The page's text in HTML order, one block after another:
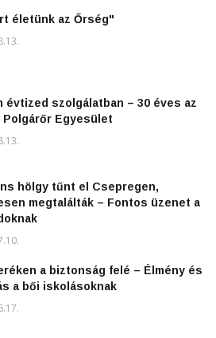
életünk az Őrség"
évtized szolgálatban – 30 éves az
Polgárőr Egyesület
hölgy tűnt el Csepregen,
megtalálták – Fontos üzenet a
a biztonság felé – Élmény és
a bői iskolásoknak